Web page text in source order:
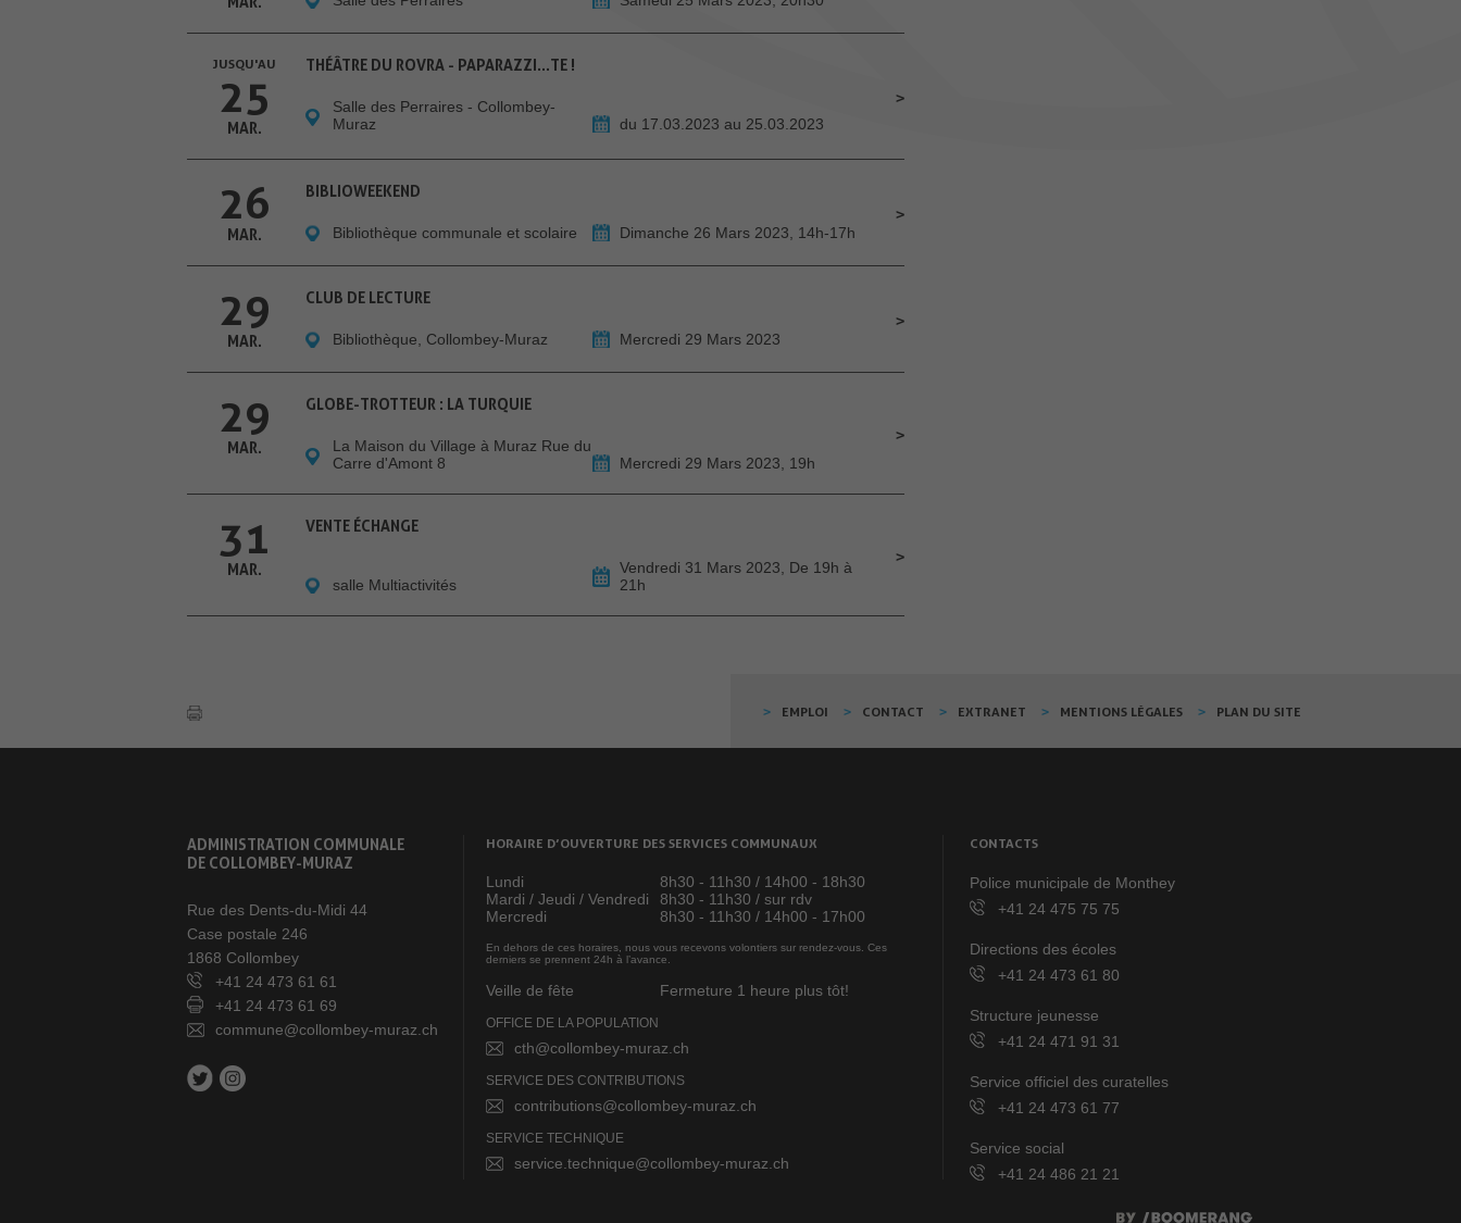
JUSQU'AU
25
MAR.
THÉÂTRE DU ROVRA - PAPARAZZI...TE !
Salle des Perraires - Collombey-
Muraz
du 17.03.2023 au 25.03.2023
26
MAR.
BIBLIOWEEKEND
Bibliothèque communale et scolaire Dimanche 26 Mars 2023, 14h-17h
29
MAR.
CLUB DE LECTURE
Bibliothèque, Collombey-Muraz Mercredi 29 Mars 2023
29
MAR.
GLOBE-TROTTEUR : LA TURQUIE
La Maison du Village à Muraz Rue du
Carre d'Amont 8
Mercredi 29 Mars 2023, 19h
31
MAR.
VENTE ÉCHANGE
salle Multiactivités
Vendredi 31 Mars 2023, De 19h à
21h
EMPLOI CONTACT EXTRANET MENTIONS LÉGALES PLAN DU SITE
ADMINISTRATION COMMUNALE
DE COLLOMBEY-MURAZ
Rue des Dents-du-Midi 44
Case postale 246
1868 Collombey
+41 24 473 61 61
+41 24 473 61 69
commune@collombey-muraz.ch
HORAIRE D’OUVERTURE DES SERVICES COMMUNAUX
Lundi
8h30 - 11h30 / 14h00 - 18h30
Mardi / Jeudi / Vendredi
8h30 - 11h30 / sur rdv
Mercredi
8h30 - 11h30 / 14h00 - 17h00
En dehors de ces horaires, nous vous recevons volontiers sur rendez-vous. Ces
derniers se prennent 24h à l’avance.
Veille de fête Fermeture 1 heure plus tôt!
OFFICE DE LA POPULATION
cth@collombey-muraz.ch
SERVICE DES CONTRIBUTIONS
contributions@collombey-muraz.ch
SERVICE TECHNIQUE
service.technique@collombey-muraz.ch
CONTACTS
Police municipale de Monthey
+41 24 475 75 75
Directions des écoles
+41 24 473 61 80
Structure jeunesse
+41 24 471 91 31
Service officiel des curatelles
+41 24 473 61 77
Service social
+41 24 486 21 21